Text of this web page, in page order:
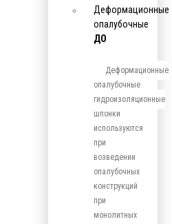
Деформационные
опалубочные
ДО
Деформационные
опалубочные
гидроизоляционные
шпонки
используются
при
возведении
опалубочных
конструкций
при
монолитных